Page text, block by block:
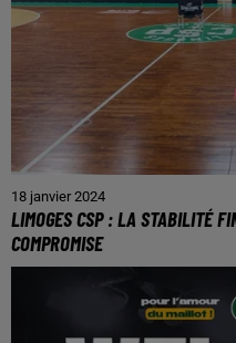
18 janvier 2024
LIMOGES CSP : LA STABILITÉ
COMPROMISE